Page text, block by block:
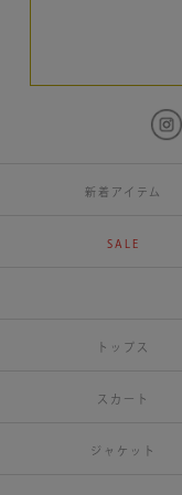
新着アイテム
SALE
トップス
スカート
ジャケット